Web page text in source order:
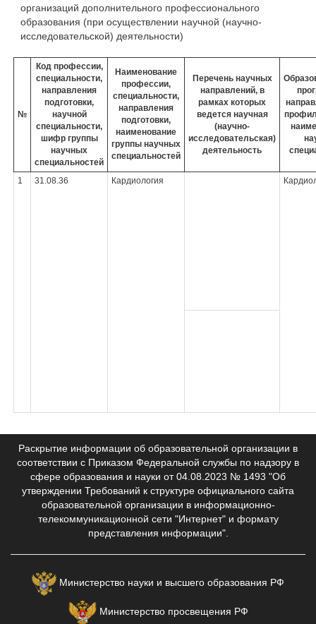
организаций дополнительного профессионального
образования (при осуществлении научной (научно-
исследовательской) деятельности)
№
Код профессии,
специальности,
направления
подготовки,
научной
специальности,
шифр группы
научных
специальностей
Наименование
профессии,
специальности,
направления
подготовки,
наименование
группы научных
специальностей
Перечень научных
направлений, в
рамках которых
ведется научная
(научно-
исследовательская)
деятельность
1 31.08.36 Кардиология
Раскрытие информации об образовательной организации в
соответствии с Приказом Федеральной службы по надзору в
сфере образования и науки от 04.08.2023 № 1493 "Об
утверждении Требований к структуре официального сайта
образовательной организации в информационно-
телекоммуникационной сети "Интернет" и формату
представления информации".
Министерство науки и высшего образования РФ
Министерство просвещения РФ